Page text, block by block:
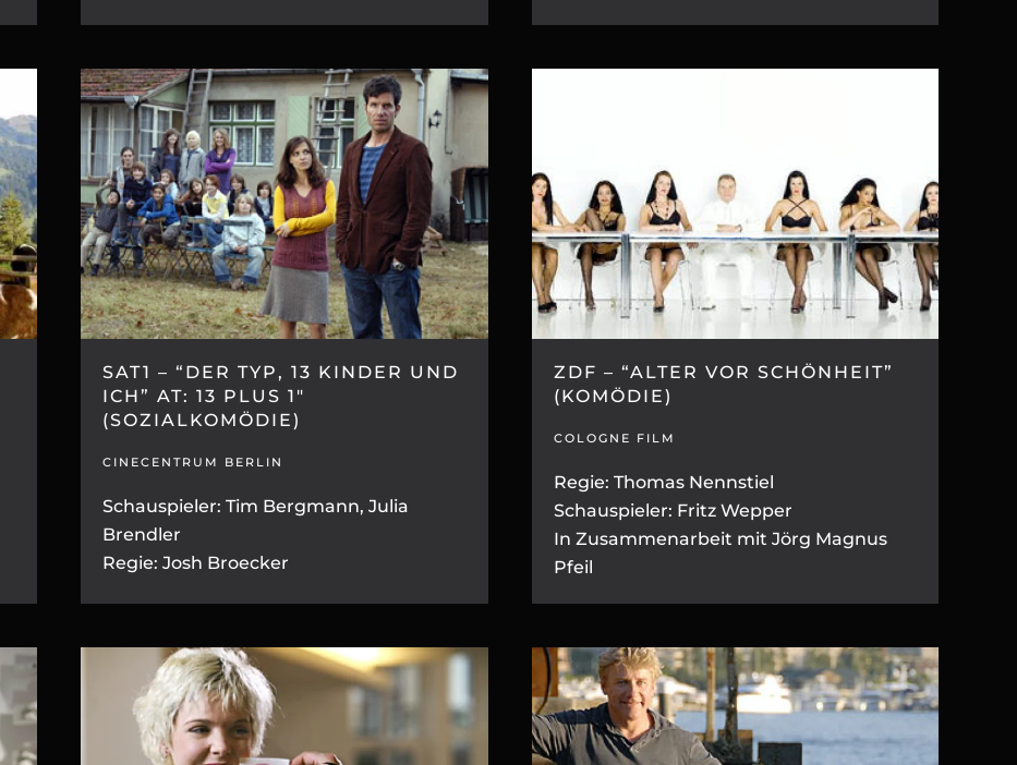
SAT1 – “DER TYP, 13 KINDER UND
ICH” AT: 13 PLUS 1″
(SOZIALKOMÖDIE)
CINECENTRUM BERLIN
Schauspieler: Tim Bergmann, Julia
Brendler
Regie: Josh Broecker
ZDF – “ALTER VOR SCHÖNHEIT”
(KOMÖDIE)
COLOGNE FILM
Regie: Thomas Nennstiel
Schauspieler: Fritz Wepper
In Zusammenarbeit mit Jörg Magnus
Pfeil